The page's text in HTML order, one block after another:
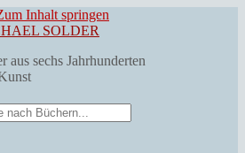
Inhalt springen
SOLDER
aus sechs Jahrhunderten